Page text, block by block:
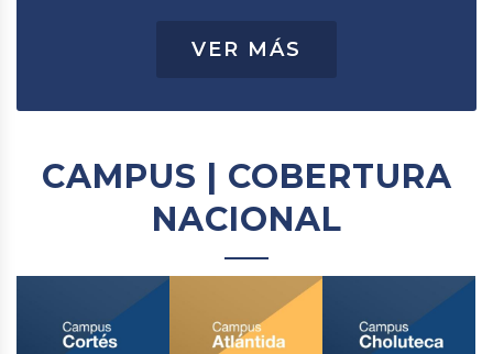
VER MÁS
CAMPUS | COBERTURA
NACIONAL